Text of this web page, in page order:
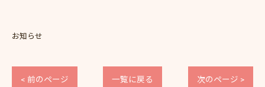
お知らせ
< 前のページ 一覧に戻る 次のページ >